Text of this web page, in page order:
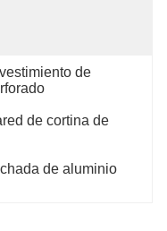
de
de cortina de
de aluminio